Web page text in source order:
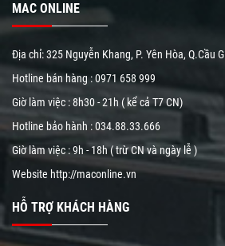
MAC ONLINE
Địa chỉ: 325 Nguyễn Khang, P. Yên Hòa, Q.Cầu
Hotline bán hàng :0971 658 999
Giờ làm việc : 8h30 - 21h ( kể cả T7 CN)
Hotline bảo hành :034.88.33.666
Giờ làm việc : 9h - 18h ( trừ CN và ngày lễ )
Website http://maconline.vn
HỖ TRỢ KHÁCH HÀNG